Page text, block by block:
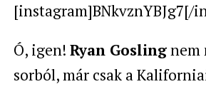
[instagram]BNkvznYBJg7[/
Ó, igen! Ryan Goslingnem
sorból, már csak a